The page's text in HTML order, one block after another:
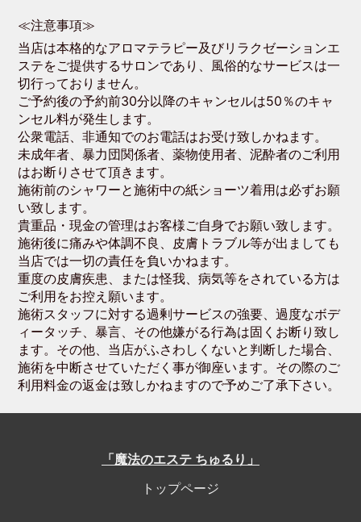
≪注意事項≫
当店は本格的なアロマテラピー及びリラクゼーションエ
ステをご提供するサロンであり、風俗的なサービスは一
切行っておりません。
ご予約後の予約前30分以降のキャンセルは50％のキャ
ンセル料が発生します。
公衆電話、非通知でのお電話はお受け致しかねます。
未成年者、暴力団関係者、薬物使用者、泥酔者のご利用
はお断りさせて頂きます。
施術前のシャワーと施術中の紙ショーツ着用は必ずお願
い致します。
貴重品・現金の管理はお客様ご自身でお願い致します。
施術後に痛みや体調不良、皮膚トラブル等が出ましても
当店では一切の責任を負いかねます。
重度の皮膚疾患、または怪我、病気等をされている方は
ご利用をお控え願います。
施術スタッフに対する過剰サービスの強要、過度なボデ
ィータッチ、暴言、その他嫌がる行為は固くお断り致し
ます。その他、当店がふさわしくないと判断した場合、
施術を中断させていただく事が御座います。その際のご
利用料金の返金は致しかねますので予めご了承下さい。
「魔法のエステ ちゅるり」
トップページ